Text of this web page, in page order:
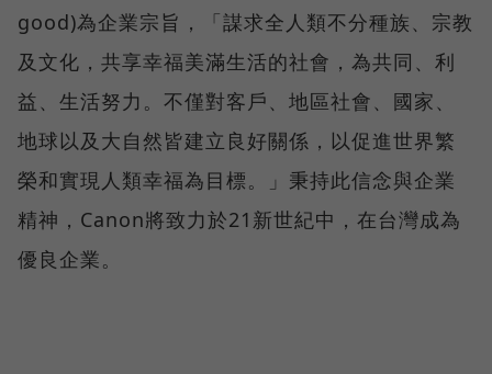
good)為企業宗旨，「謀求全人類不分種族、宗教
及文化，共享幸福美滿生活的社會，為共同、利
益、生活努力。不僅對客戶、地區社會、國家、
地球以及大自然皆建立良好關係，以促進世界繁
榮和實現人類幸福為目標。」秉持此信念與企業
精神，Canon將致力於21新世紀中，在台灣成為
優良企業。